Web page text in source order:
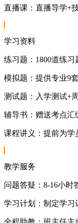
直播课：直播导学+
学习资料
练习题：1800道练习
模拟题：提供专业9
测试题：入学测试+
辅导书：赠送考点汇
课程讲义：提前为学
教学服务
问题答疑：8-16小时
学习计划：制定学习